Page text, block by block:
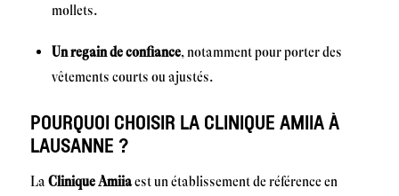
mollets.
Un regain de confiance, notamment pour porter des
vêtements courts ou ajustés.
POURQUOI CHOISIR LA CLINIQUE AMIIA À
LAUSANNE ?
LaClinique Amiiaest un établissement de référence en